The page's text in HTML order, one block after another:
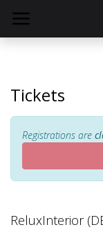
Tickets
Registrations are
ReluxInterior